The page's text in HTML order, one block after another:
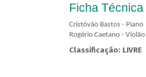
Ficha Técnica
Cristóvão Bastos - Piano
Rogério Caetano -
Classificação: LIVRE